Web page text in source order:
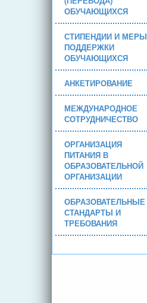
ОБУЧАЮЩИХСЯ
СТИПЕНДИИ И МЕРЫ
ПОДДЕРЖКИ
ОБУЧАЮЩИХСЯ
АНКЕТИРОВАНИЕ
МЕЖДУНАРОДНОЕ
СОТРУДНИЧЕСТВО
ОРГАНИЗАЦИЯ
ПИТАНИЯ В
ОБРАЗОВАТЕЛЬНОЙ
ОРГАНИЗАЦИИ
ОБРАЗОВАТЕЛЬНЫЕ
СТАНДАРТЫ И
ТРЕБОВАНИЯ